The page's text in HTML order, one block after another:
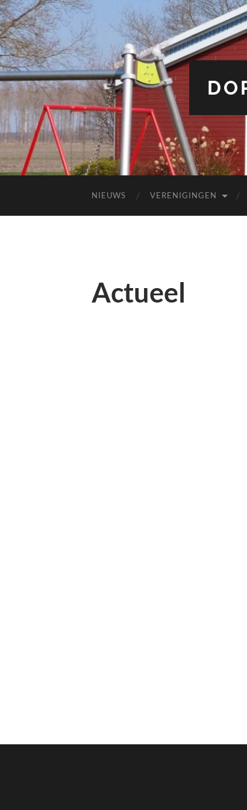
NIEUWS VERENIGINGEN
Actueel